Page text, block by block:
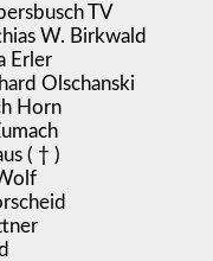
TV
W. Birkwald
Erler
Olschanski
Horn
( † )